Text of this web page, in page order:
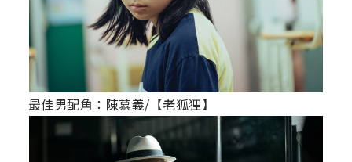
最佳男配角：陳慕義/【老狐狸】